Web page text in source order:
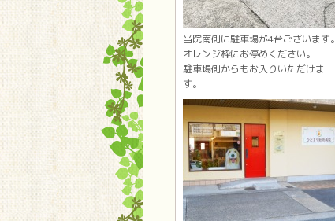
当院南側に駐車場が4台ございます。
オレンジ枠にお停めください。
駐車場側からもお入りいただけま
す。